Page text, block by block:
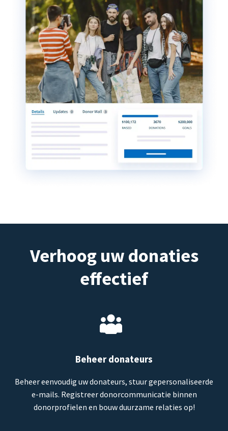
Verhoog uw donaties
effectief
Beheer donateurs
Beheer eenvoudig uw donateurs, stuur gepersonaliseerde
e-mails. Registreer donorcommunicatie binnen
donorprofielen en bouw duurzame relaties op!